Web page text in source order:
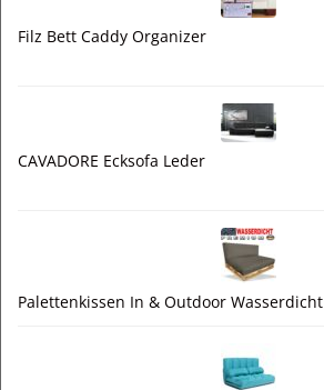
Filz Bett Caddy Organizer
CAVADORE Ecksofa Leder
Palettenkissen In & Outdoor Wasserdicht